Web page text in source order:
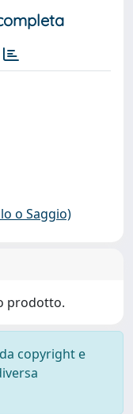
o Saggio)
prodotto.
copyright e